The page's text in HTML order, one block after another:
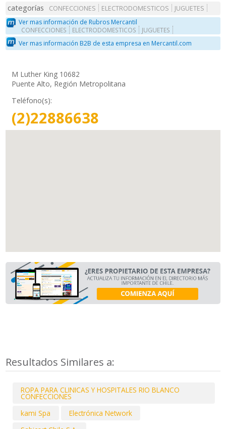
categorías CONFECCIONES ELECTRODOMESTICOS
JUGUETES
Ver mas información de Rubros Mercantil
CONFECCIONES ELECTRODOMESTICOS JUGUETES
Ver mas información B2B de esta empresa en Mercantil.com
M Luther King 10682
Puente Alto, Región Metropolitana
Teléfono(s):
(2)22886638
Resultados Similares a:
ROPA PARA CLINICAS Y HOSPITALES RIO BLANCO
CONFECCIONES
kami Spa
Electrónica Network